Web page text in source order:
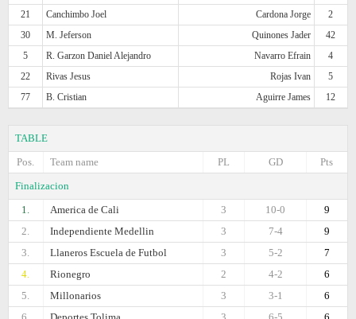
21
Canchimbo Joel Cardona Jorge
2
30
M. Jeferson Quinones Jader
42
5
R. Garzon Daniel Alejandro Navarro Efrain
4
22
Rivas Jesus Rojas Ivan
5
77
B. Cristian Aguirre James 12
TABLE
Pos.
Team name Pts
GD
PL
Finalizacion
1.
America de Cali 9
10-0
3
2.
Independiente Medellin 9
7-4
3
3.
Llaneros Escuela de Futbol 7
5-2
3
4.
Rionegro 6
4-2
2
5.
Millonarios 6
3-1
3